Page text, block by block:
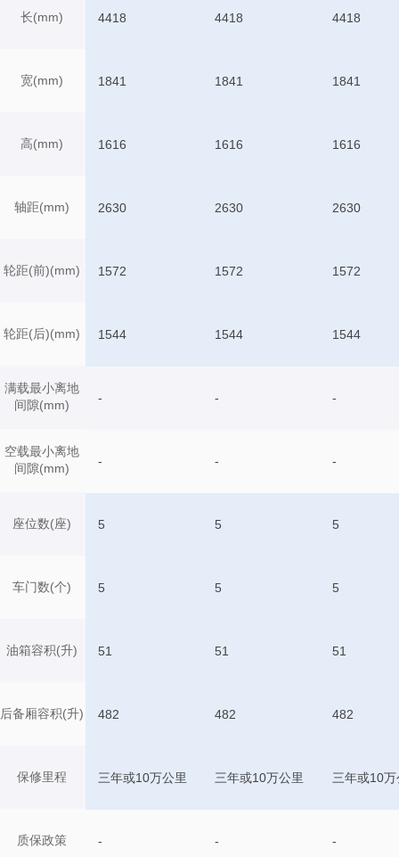
长(mm)
宽(mm)
高(mm)
轴距(mm)
轮距(前)(mm)
轮距(后)(mm)
满载最小离地
间隙(mm)
空载最小离地
间隙(mm)
座位数(座)
车门数(个)
油箱容积(升)
后备厢容积(升)
保修里程
质保政策
4418 4418 4418
1841 1841 1841
1616 1616 1616
2630 2630 2630
1572 1572 1572
1544 1544 1544
- - -
- - -
5 5 5
5 5 5
51 51 51
482 482 482
三年或10万公里 三年或10万公里 三年或10万
- - -